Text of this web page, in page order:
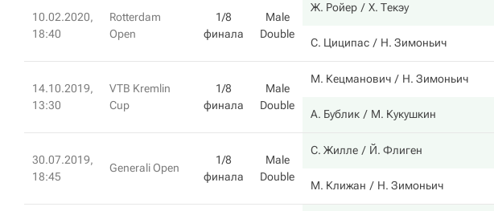
10.02.2020,
18:40
Rotterdam
Open
1/8
финала
Male
Double
Ж. Ройер Х. Текэу
С. Циципас Н. Зимоньич
14.10.2019,
13:30
VTB Kremlin
Cup
1/8
финала
Male
Double
М. Кецманович Н. Зимоньич
А. Бублик М. Кукушкин
30.07.2019,
18:45
Generali Open
1/8
финала
Male
Double
С. Жилле Й. Флиген
М. Клижан Н. Зимоньич